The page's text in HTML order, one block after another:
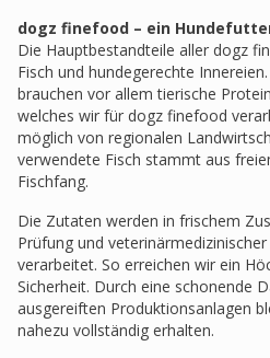
dogz finefood – ein
Die Hauptbestandteile aller dogz
Fisch und hundegerechte
brauchen vor allem tierische
welches wir für dogz finefood
möglich von regionalen
verwendete Fisch stammt aus
Fischfang.
Die Zutaten werden in frischem
Prüfung und
verarbeitet. So erreichen wir ein
Sicherheit. Durch eine schonende
ausgereiften Produktionsanlagen
nahezu vollständig erhalten.